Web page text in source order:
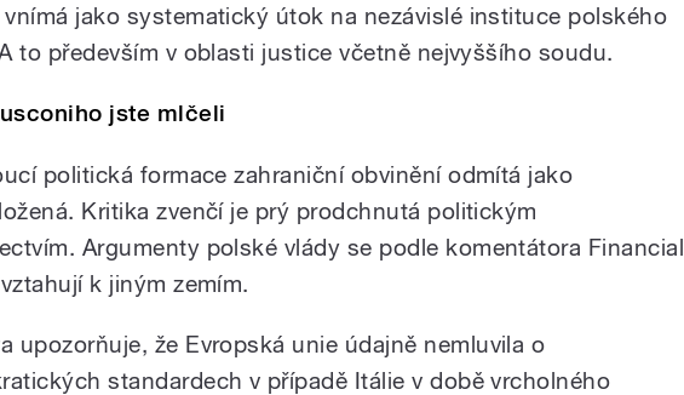
vnímá jako systematický útok na nezávislé instituce polského
to především v oblasti justice včetně nejvyššího soudu.
jste mlčeli
politická formace zahraniční obvinění odmítá jako
Kritika zvenčí je prý prodchnutá politickým
Argumenty polské vlády se podle komentátora Financial
k jiným zemím.
upozorňuje, že Evropská unie údajně nemluvila o
standardech v případě Itálie v době vrcholného